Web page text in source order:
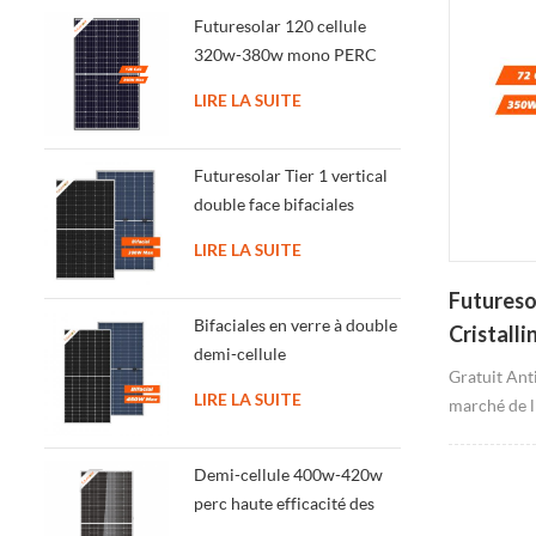
350W
Gratuit
marché de
Futuresolar 120 cellule
320w-380w mono PERC
panneau de cellules
LIRE LA SUITE
Futuresolar Tier 1 vertical
double face bifaciales
380W
LIRE LA SUITE
Bifaciales en verre à double
demi-cellule
w-450w
LIRE LA SUITE
Demi-cellule 400w-420w
perc haute efficacité des